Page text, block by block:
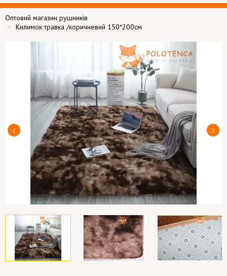
Оптовий магазин рушників
Килимок травка /коричневий 150*200см